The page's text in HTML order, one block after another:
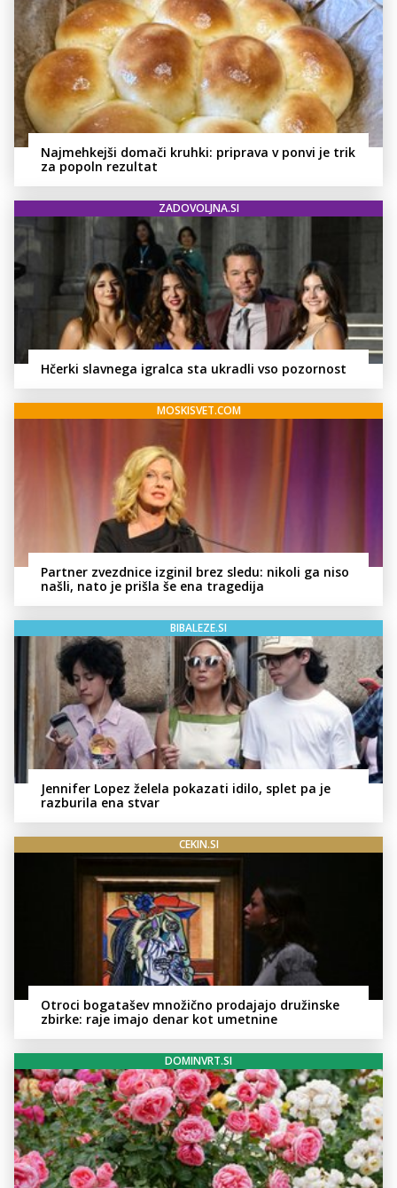
Najmehkejši domači kruhki: priprava v ponvi je trik
za popoln rezultat
ZADOVOLJNA.SI
Hčerki slavnega igralca sta ukradli vso pozornost
MOSKISVET.COM
Partner zvezdnice izginil brez sledu: nikoli ga niso
našli, nato je prišla še ena tragedija
BIBALEZE.SI
Jennifer Lopez želela pokazati idilo, splet pa je
razburila ena stvar
CEKIN.SI
Otroci bogatašev množično prodajajo družinske
zbirke: raje imajo denar kot umetnine
DOMINVRT.SI